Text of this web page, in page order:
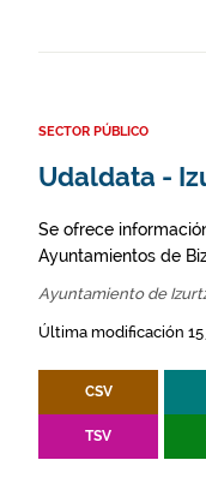
SECTOR PÚBLICO
Udaldata -
Se ofrece
Ayuntamientos de
Ayuntamiento de
Última modificación
CSV
TSV